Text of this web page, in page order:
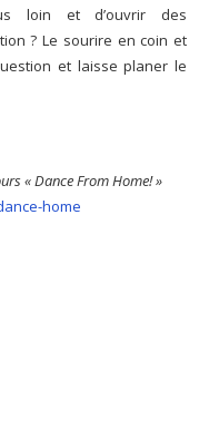
loin et d’ouvrir des
? Le sourire en coin et
et laisse planer le
« Dance From Home! »
home